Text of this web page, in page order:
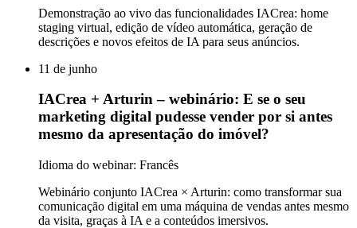
Demonstração ao vivo das funcionalidades IACrea: home
staging virtual, edição de vídeo automática, geração de
descrições e novos efeitos de IA para seus anúncios.
11 de junho
IACrea + Arturin – webinário: E se o seu
marketing digital pudesse vender por si antes
mesmo da apresentação do imóvel?
Idioma do webinar: Francês
Webinário conjunto IACrea × Arturin: como transformar sua
comunicação digital em uma máquina de vendas antes mesmo
da visita, graças à IA e a conteúdos imersivos.